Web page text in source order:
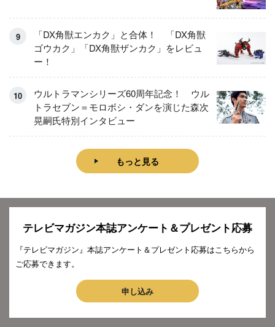
「DX角獣エンカク」と合体！ 「DX角獣
ゴウカク」「DX角獣ザンカク」をレビュ
ー！
ウルトラマンシリーズ60周年記念！ ウル
トラセブン＝モロボシ・ダンを演じた森次
晃嗣氏特別インタビュー
もっと見る
テレビマガジン本誌アンケート＆プレゼント応募
『テレビマガジン』本誌アンケート＆プレゼント応募はこちらから
ご応募できます。
申し込み